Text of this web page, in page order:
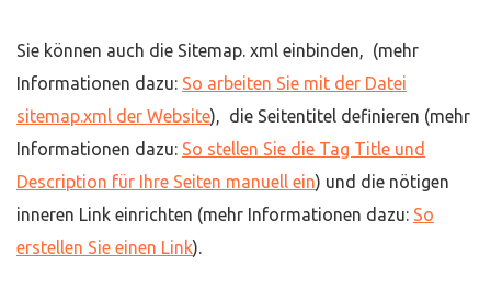
Sie können auch die Sitemap. xml einbinden, (mehr
Informationen dazu: So arbeiten Sie mit der Datei
sitemap.xml der Website), die Seitentitel definieren (mehr
Informationen dazu: So stellen Sie die Tag Title und
Description für Ihre Seiten manuell ein) und die nötigen
inneren Link einrichten (mehr Informationen dazu: So
erstellen Sie einen Link).